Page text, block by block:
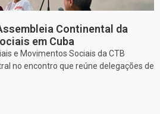
Continental da
em Cuba
e Movimentos Sociais da CTB
no encontro que reúne delegações de